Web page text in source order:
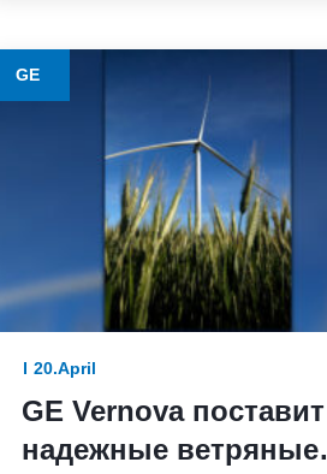
Power в Германии
GE
20.April
GE Vernova поставит
надежные ветряные